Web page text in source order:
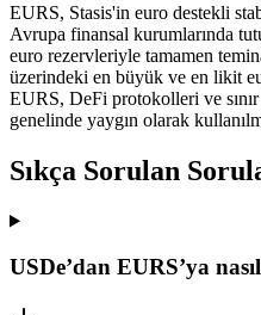
EURS, Stasis'in euro destekli
Avrupa finansal kurumlarında
euro rezervleriyle tamamen
üzerindeki en büyük ve en likit
EURS, DeFi protokolleri ve sınır
genelinde yaygın olarak
Sıkça Sorulan
USDe’dan EURS’ya